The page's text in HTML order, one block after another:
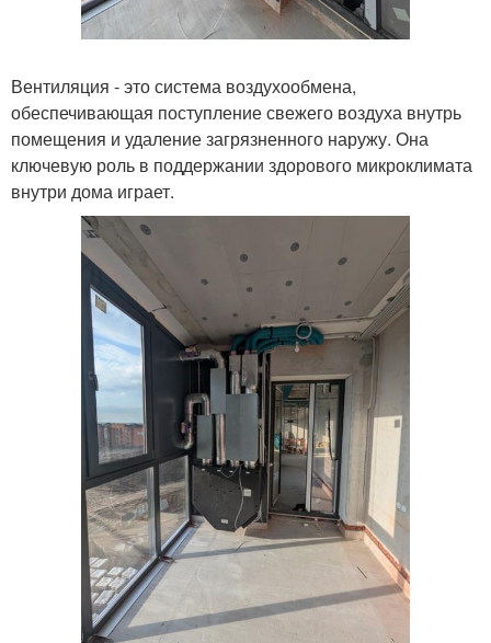
Вентиляция - это система воздухообмена,
обеспечивающая поступление свежего воздуха внутрь
помещения и удаление загрязненного наружу. Она
ключевую роль в поддержании здорового микроклимата
внутри дома играет.